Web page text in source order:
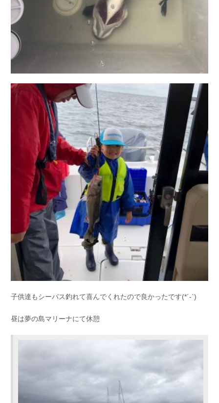
子供達もシーバス釣れて喜んでくれたので良かったです(*´-`)
昼は夢の島マリーナにて休憩